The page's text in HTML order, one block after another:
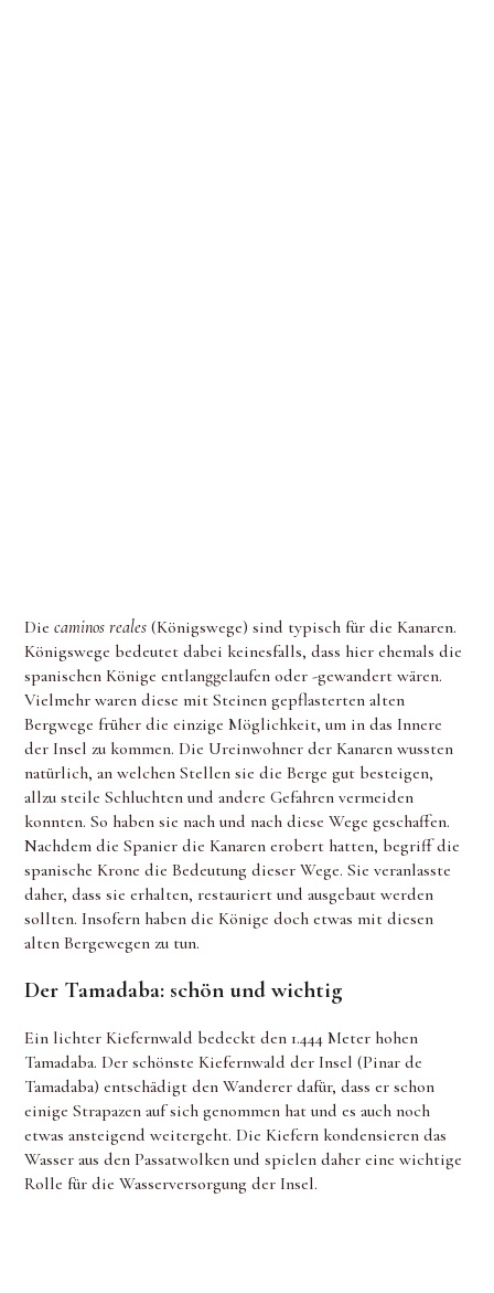
Diecaminos reales (Königswege) sind typisch für die Kanaren.
Königswege bedeutet dabei keinesfalls, dass hier ehemals die
spanischen Könige entlanggelaufen oder -gewandert wären.
Vielmehr waren diese mit Steinen gepflasterten alten
Bergwege früher die einzige Möglichkeit, um in das Innere
der Insel zu kommen. Die Ureinwohner der Kanaren wussten
natürlich, an welchen Stellen sie die Berge gut besteigen,
allzu steile Schluchten und andere Gefahren vermeiden
konnten. So haben sie nach und nach diese Wege geschaffen.
Nachdem die Spanier die Kanaren erobert hatten, begriff die
spanische Krone die Bedeutung dieser Wege. Sie veranlasste
daher, dass sie erhalten, restauriert und ausgebaut werden
sollten. Insofern haben die Könige doch etwas mit diesen
alten Bergewegen zu tun.
Der Tamadaba: schön und wichtig
Ein lichter Kiefernwald bedeckt den 1.444 Meter hohen
Tamadaba. Der schönste Kiefernwald der Insel (Pinar de
Tamadaba) entschädigt den Wanderer dafür, dass er schon
einige Strapazen auf sich genommen hat und es auch noch
etwas ansteigend weitergeht. Die Kiefern kondensieren das
Wasser aus den Passatwolken und spielen daher eine wichtige
Rolle für die Wasserversorgung der Insel.